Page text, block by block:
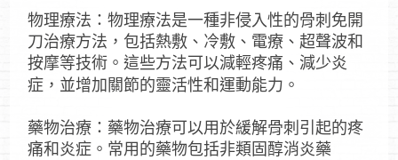
物理療法：物理療法是一種非侵入性的骨刺免開
刀治療方法，包括熱敷、冷敷、電療、超聲波和
按摩等技術。這些方法可以減輕疼痛、減少炎
症，並增加關節的靈活性和運動能力。
藥物治療：藥物治療可以用於緩解骨刺引起的疼
痛和炎症。常用的藥物包括非類固醇消炎藥